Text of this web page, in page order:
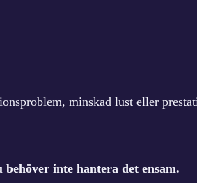
minskad lust eller
inte hantera det ensam.